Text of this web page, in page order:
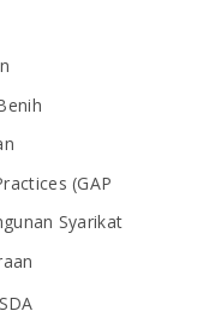
(GAP
Syarikat